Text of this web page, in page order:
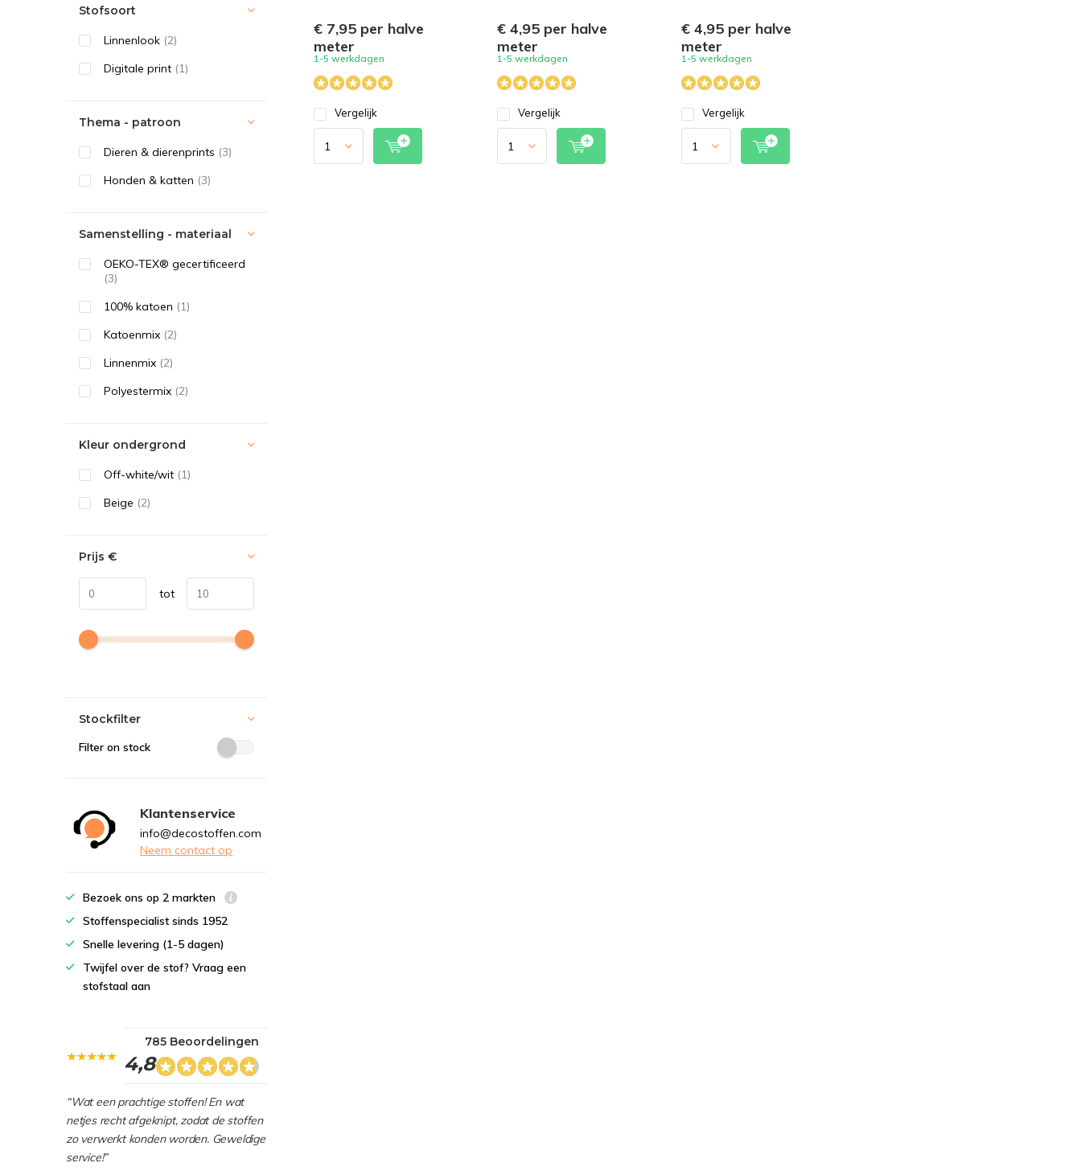
€ 7,95 per halve
meter
1-5 werkdagen
Vergelijk
€ 4,95 per halve
meter
1-5 werkdagen
Vergelijk
€ 4,95 per halve
meter
1-5 werkdagen
Vergelijk
Stofsoort
Linnenlook (2)
Digitale print (1)
Thema - patroon
Dieren & dierenprints (3)
Honden & katten (3)
Samenstelling - materiaal
OEKO-TEX® gecertificeerd
(3)
100% katoen (1)
Katoenmix (2)
Linnenmix (2)
Polyestermix (2)
Kleur ondergrond
Off-white/wit (1)
Beige (2)
Prijs €
tot
Stockfilter
Filter on stock
Klantenservice
info@decostoffen.com
Neem contact op
Bezoek ons op 2 markten
Stoffenspecialist sinds 1952
Snelle levering (1-5 dagen)
Twijfel over de stof? Vraag een
stofstaal aan
4,8
785 Beoordelingen
“Wat een prachtige stoffen! En wat
netjes recht afgeknipt, zodat de stoffen
zo verwerkt konden worden. Geweldige
service!”